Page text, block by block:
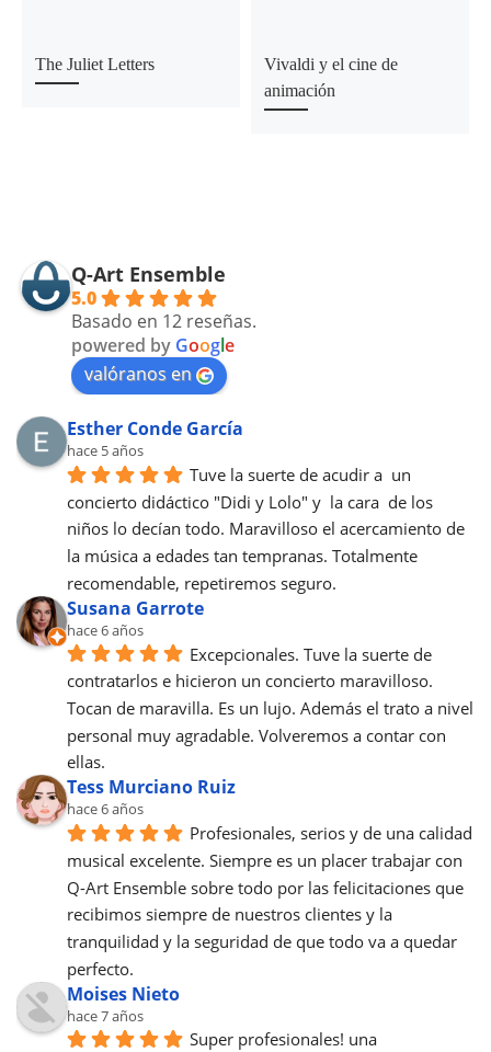
The Juliet Letters
Vivaldi y el cine de
animación
Q-Art Ensemble
5.0
Basado en 12 reseñas.
powered by Google
valóranos en
Esther Conde García
hace 5 años
Tuve la suerte de acudir a  un
concierto didáctico "Didi y Lolo" y  la cara  de los
niños lo decían todo. Maravilloso el acercamiento de
la música a edades tan tempranas. Totalmente
recomendable, repetiremos seguro.
Susana Garrote
hace 6 años
Excepcionales. Tuve la suerte de
contratarlos e hicieron un concierto maravilloso.
Tocan de maravilla. Es un lujo. Además el trato a nivel
personal muy agradable. Volveremos a contar con
ellas.
Tess Murciano Ruiz
hace 6 años
Profesionales, serios y de una calidad
musical excelente. Siempre es un placer trabajar con
Q-Art Ensemble sobre todo por las felicitaciones que
recibimos siempre de nuestros clientes y la
tranquilidad y la seguridad de que todo va a quedar
perfecto.
Moises Nieto
hace 7 años
Super profesionales! una